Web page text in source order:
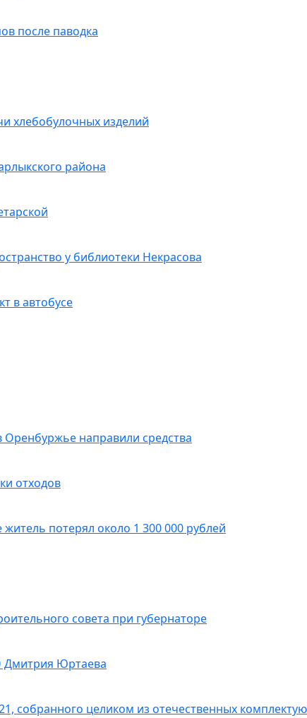
после паводка
хлебобулочных изделий
района
у библиотеки Некрасова
в автобусе
Оренбуржье направили средства
отходов
потерял около 1 300 000 рублей
совета при губернаторе
Дмитрия Юртаева
собранного целиком из отечественных